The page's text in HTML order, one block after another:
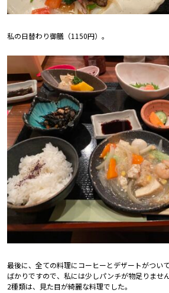
私の日替わり御膳（1150円）。
最後に、全ての料理にコーヒーとデザートがつい
ばかりですので、私には少しパンチが物足りませ
2種類は、見た目が綺麗な料理でした。